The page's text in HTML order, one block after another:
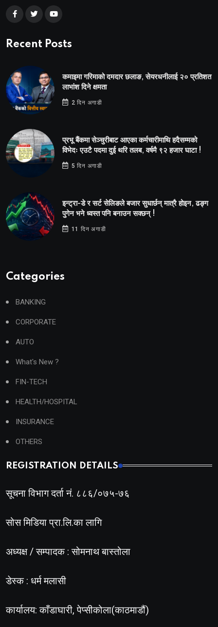
Recent Posts
कमाइमा गरिमाको दमदार छलाङ, सेयरधनीलाई २० प्रतिशत
लाभांश दिने क्षमता
2 दिन अगाडी
प्रभू बैंकमा सेञ्चुरीबाट आएका कर्मचारीमाथि हदैसम्मको
विभेदः एउटै पदमा दुई थरि तलब, वर्षमै ९२ हजार घाटा !
5 दिन अगाडी
इन्ट्रा-डे र सर्ट सेलिङले बजार सुधार्छन् मात्रै होइन, ढङ्ग
पुगेन भने ध्वस्त पनि बनाउन सक्छन् !
11 दिन अगाडी
Categories
BANKING
CORPORATE
AUTO
What's New ?
FIN-TECH
HEALTH/HOSPITAL
INSURANCE
OTHERS
REGISTRATION DETAILS
सूचना विभाग दर्ता नं. ८८६/०७५-७६
सोस मिडिया प्रा.लि.का लागि
अध्यक्ष / सम्पादक : सोमनाथ बास्तोला
डेस्क : धर्म मलासी
कार्यालय: काँडाघारी, पेप्सीकोला(काठमाडौं)